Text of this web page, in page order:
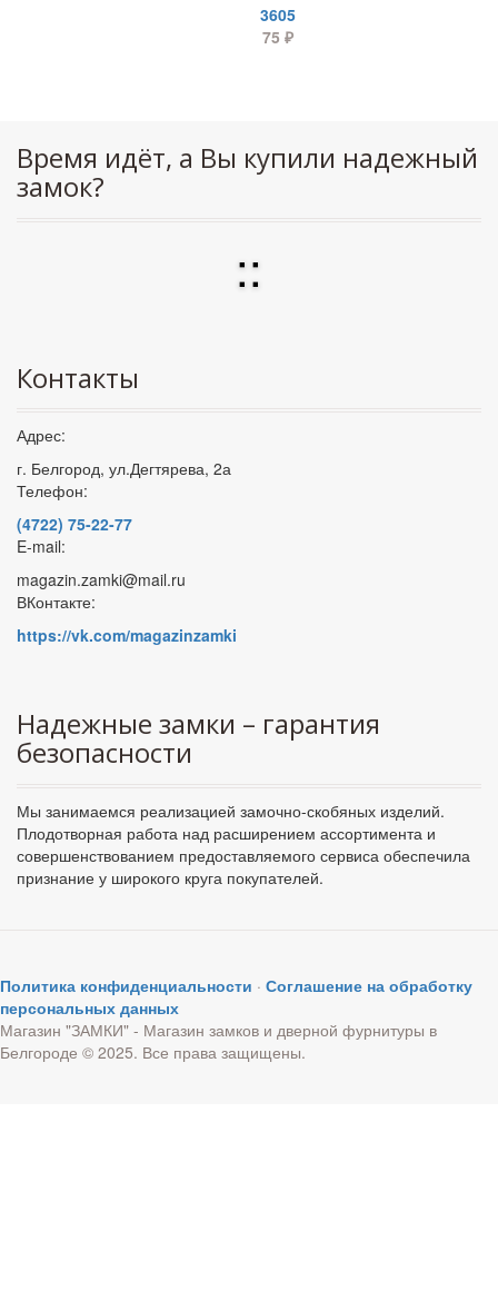
3605
75₽
Время идёт, а Вы купили надежный
замок?
::
Контакты
Адрес:
г. Белгород, ул.Дегтярева, 2а
Телефон:
(4722) 75-22-77
E-mail:
magazin.zamki@mail.ru
ВКонтакте:
https://vk.com/magazinzamki
Надежные замки – гарантия
безопасности
Мы занимаемся реализацией замочно-скобяных изделий.
Плодотворная работа над расширением ассортимента и
совершенствованием предоставляемого сервиса обеспечила
признание у широкого круга покупателей.
Политика конфиденциальности · Соглашение на обработку
персональных данных
Магазин "ЗАМКИ" - Магазин замков и дверной фурнитуры в
Белгороде © 2025. Все права защищены.